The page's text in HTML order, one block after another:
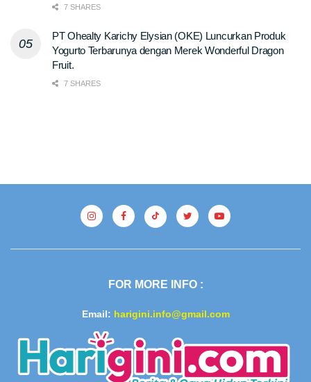
7 SHARES
PT Ohealty Karichy Elysian (OKE) Luncurkan Produk
Yogurto Terbarunya dengan Merek Wonderful Dragon
Fruit.
7 SHARES
FOR MORE INFO :
Email: harigini.info@gmail.com